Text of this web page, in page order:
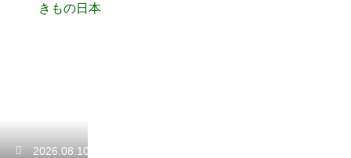
きもの日本
2026.08.10